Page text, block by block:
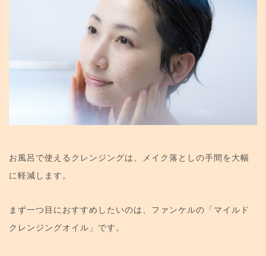
お風呂で使えるクレンジングは、メイク落としの手間を大幅
に軽減します。
まず一つ目におすすめしたいのは、ファンケルの「マイルド
クレンジングオイル」です。